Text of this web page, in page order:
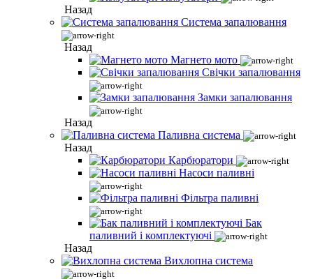
Назад
Система запалювання
Назад
Магнето мото
Свічки запалювання
Замки запалювання
Назад
Паливна система
Назад
Карбюратори
Насоси паливні
Фільтра паливні
Бак
паливний і комплектуючі
Назад
Вихлопна система